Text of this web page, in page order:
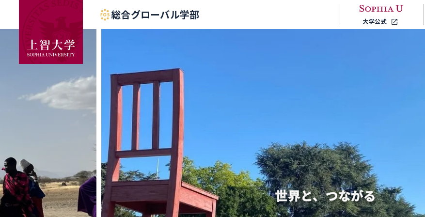
総合グローバル学部 大学公式
地域立脚型グローバル・スタディーズ